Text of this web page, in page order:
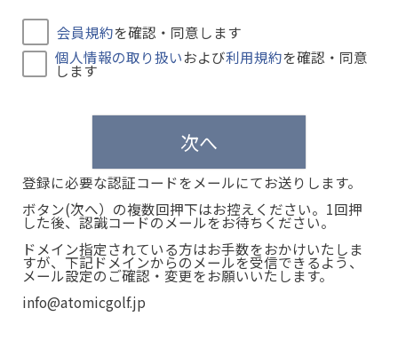
会員規約を確認・同意します
個人情報の取り扱いおよび利用規約を確認・同意
します
次へ
登録に必要な認証コードをメールにてお送りします。
ボタン(次へ）の複数回押下はお控えください。1回押
した後、認識コードのメールをお待ちください。
ドメイン指定されている方はお手数をおかけいたしま
すが、下記ドメインからのメールを受信できるよう、
メール設定のご確認・変更をお願いいたします。
info@atomicgolf.jp